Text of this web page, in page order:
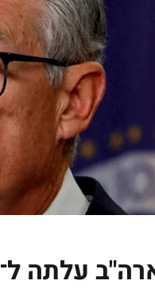
ביוני בצל המכסים